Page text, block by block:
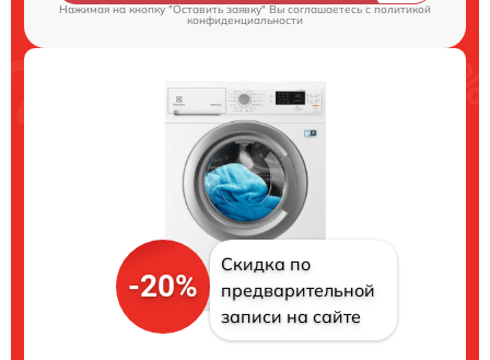
Нажимая на кнопку "Оставить заявку" Вы соглашаетесь c политикой
конфиденциальности
-20%
Скидка по
предварительной
записи на сайте